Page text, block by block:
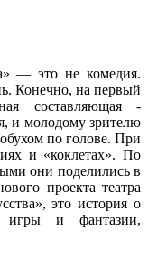
— это не комедия.
Конечно, на первый
составляющая -
и молодому зрителю
по голове. При
и «коклетах». По
они поделились в
проекта театра
это история о
игры и фантазии,